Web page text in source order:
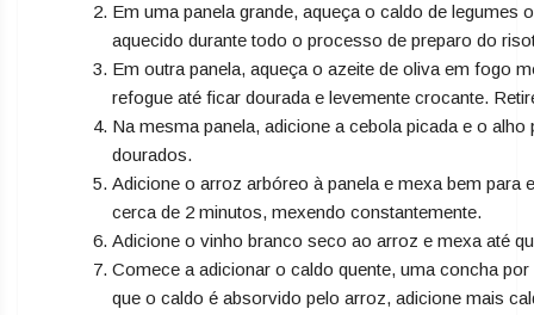
Em uma panela grande, aqueça o caldo de
aquecido durante todo o processo de preparo do
Em outra panela, aqueça o azeite de oliva em fogo
refogue até ficar dourada e levemente crocante.
Na mesma panela, adicione a cebola picada e o
dourados.
Adicione o arroz arbóreo à panela e mexa bem
cerca de 2 minutos, mexendo constantemente.
Adicione o vinho branco seco ao arroz e mexa até
Comece a adicionar o caldo quente, uma concha
que o caldo é absorvido pelo arroz, adicione mais